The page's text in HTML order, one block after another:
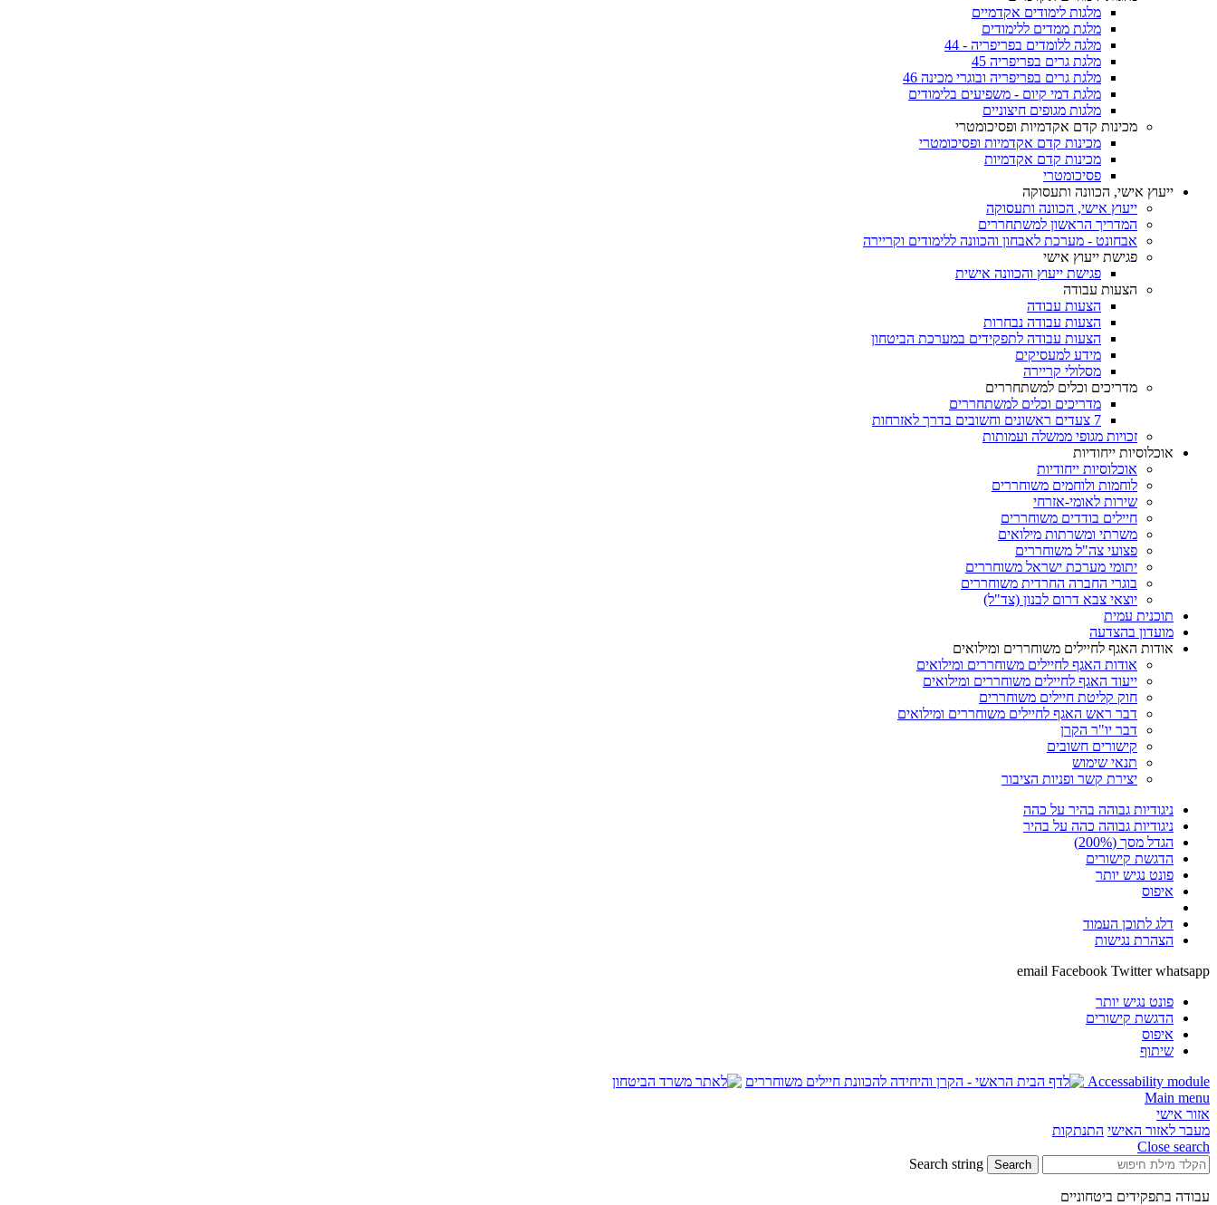
מלגות לימודים אקדמיים
מלגת ממדים ללימודים
מלגה ללומדים בפריפריה - 44
מלגת גרים בפריפריה 45
מלגת גרים בפריפריה ובוגרי מכינה 46
מלגת דמי קיום - משפיעים בלימודים
מלגות מגופים חיצוניים
מכינות קדם אקדמיות ופסיכומטרי
מכינות קדם אקדמיות ופסיכומטרי
מכינות קדם אקדמיות
פסיכומטרי
ייעוץ אישי, הכוונה ותעסוקה
ייעוץ אישי, הכוונה ותעסוקה
המדריך הראשון למשתחררים
אבחונט - מערכת לאבחון והכוונה ללימודים וקריירה
פגישת ייעוץ אישי
פגישת ייעוץ והכוונה אישית
הצעות עבודה
הצעות עבודה
הצעות עבודה נבחרות
הצעות עבודה לתפקידים במערכת הביטחון
מידע למעסיקים
מסלולי קריירה
מדריכים וכלים למשתחררים
מדריכים וכלים למשתחררים
7 צעדים ראשונים וחשובים בדרך לאזרחות
זכויות מגופי ממשלה ועמותות
אוכלוסיות ייחודיות
אוכלוסיות ייחודיות
לוחמות ולוחמים משוחררים
שירות לאומי-אזרחי
חיילים בודדים משוחררים
משרתי ומשרתות מילואים
פצועי צה"ל משוחררים
יתומי מערכת ישראל משוחררים
בוגרי החברה החרדית משוחררים
יוצאי צבא דרום לבנון (צד"ל)
תוכנית עמית
מועדון בהצדעה
אודות האגף לחיילים משוחררים ומילואים
אודות האגף לחיילים משוחררים ומילואים
ייעוד האגף לחיילים משוחררים ומילואים
חוק קליטת חיילים משוחררים
דבר ראש האגף לחיילים משוחררים ומילואים
דבר יו"ר הקרן
קישורים חשובים
תנאי שימוש
יצירת קשר ופניות הציבור
ניגודיות גבוהה בהיר על כהה
ניגודיות גבוהה כהה על בהיר
הגדל מסך (200%)
הדגשת קישורים
פונט נגיש יותר
איפוס
דלג לתוכן העמוד
הצהרת נגישות
email Facebook Twitter whatsapp
פונט נגיש יותר
הדגשת קישורים
איפוס
שיתוף
Accessability module
Main menu
אזור אישי
מעבר לאזור האישי התנתקות
Close search
Search
Search string
עבודה בתפקידים ביטחוניים